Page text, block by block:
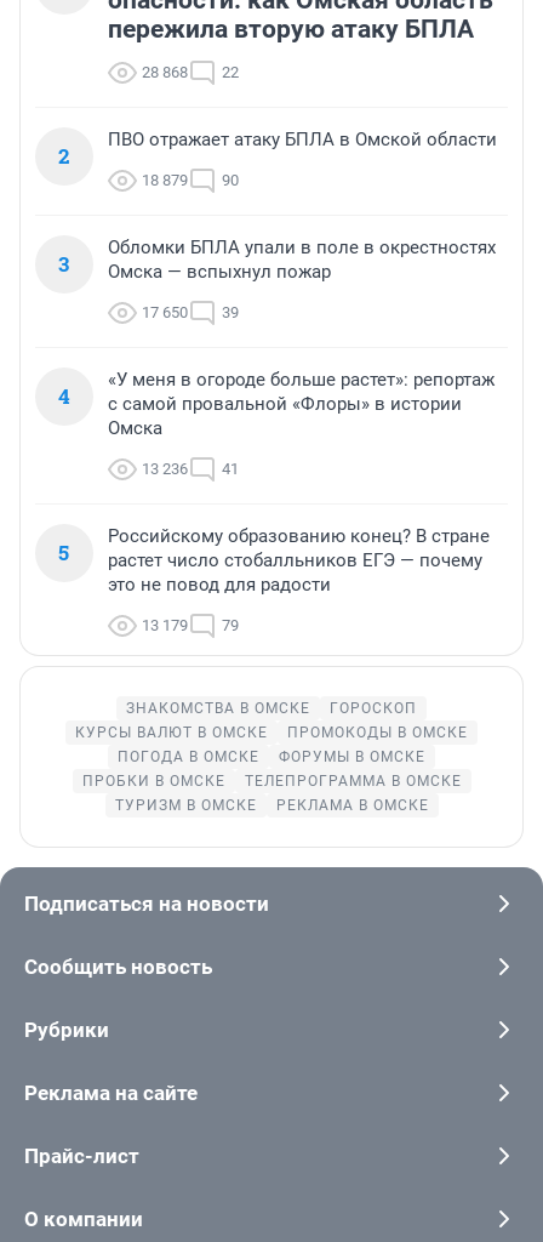
пережила вторую атаку БПЛА
28 868 22
2
ПВО отражает атаку БПЛА в Омской области
18 879 90
3
Обломки БПЛА упали в поле в окрестностях
Омска — вспыхнул пожар
17 650 39
4
«У меня в огороде больше растет»: репортаж
с самой провальной «Флоры» в истории
Омска
13 236 41
5
Российскому образованию конец? В стране
растет число стобалльников ЕГЭ — почему
это не повод для радости
13 179 79
ЗНАКОМСТВА В ОМСКЕ
ГОРОСКОП
КУРСЫ ВАЛЮТ В ОМСКЕ
ПРОМОКОДЫ В ОМСКЕ
ПОГОДА В ОМСКЕ
ФОРУМЫ В ОМСКЕ
ПРОБКИ В ОМСКЕ
ТЕЛЕПРОГРАММА В ОМСКЕ
ТУРИЗМ В ОМСКЕ
РЕКЛАМА В ОМСКЕ
Подписаться на новости
Сообщить новость
Рубрики
Реклама на сайте
Прайс-лист
О компании